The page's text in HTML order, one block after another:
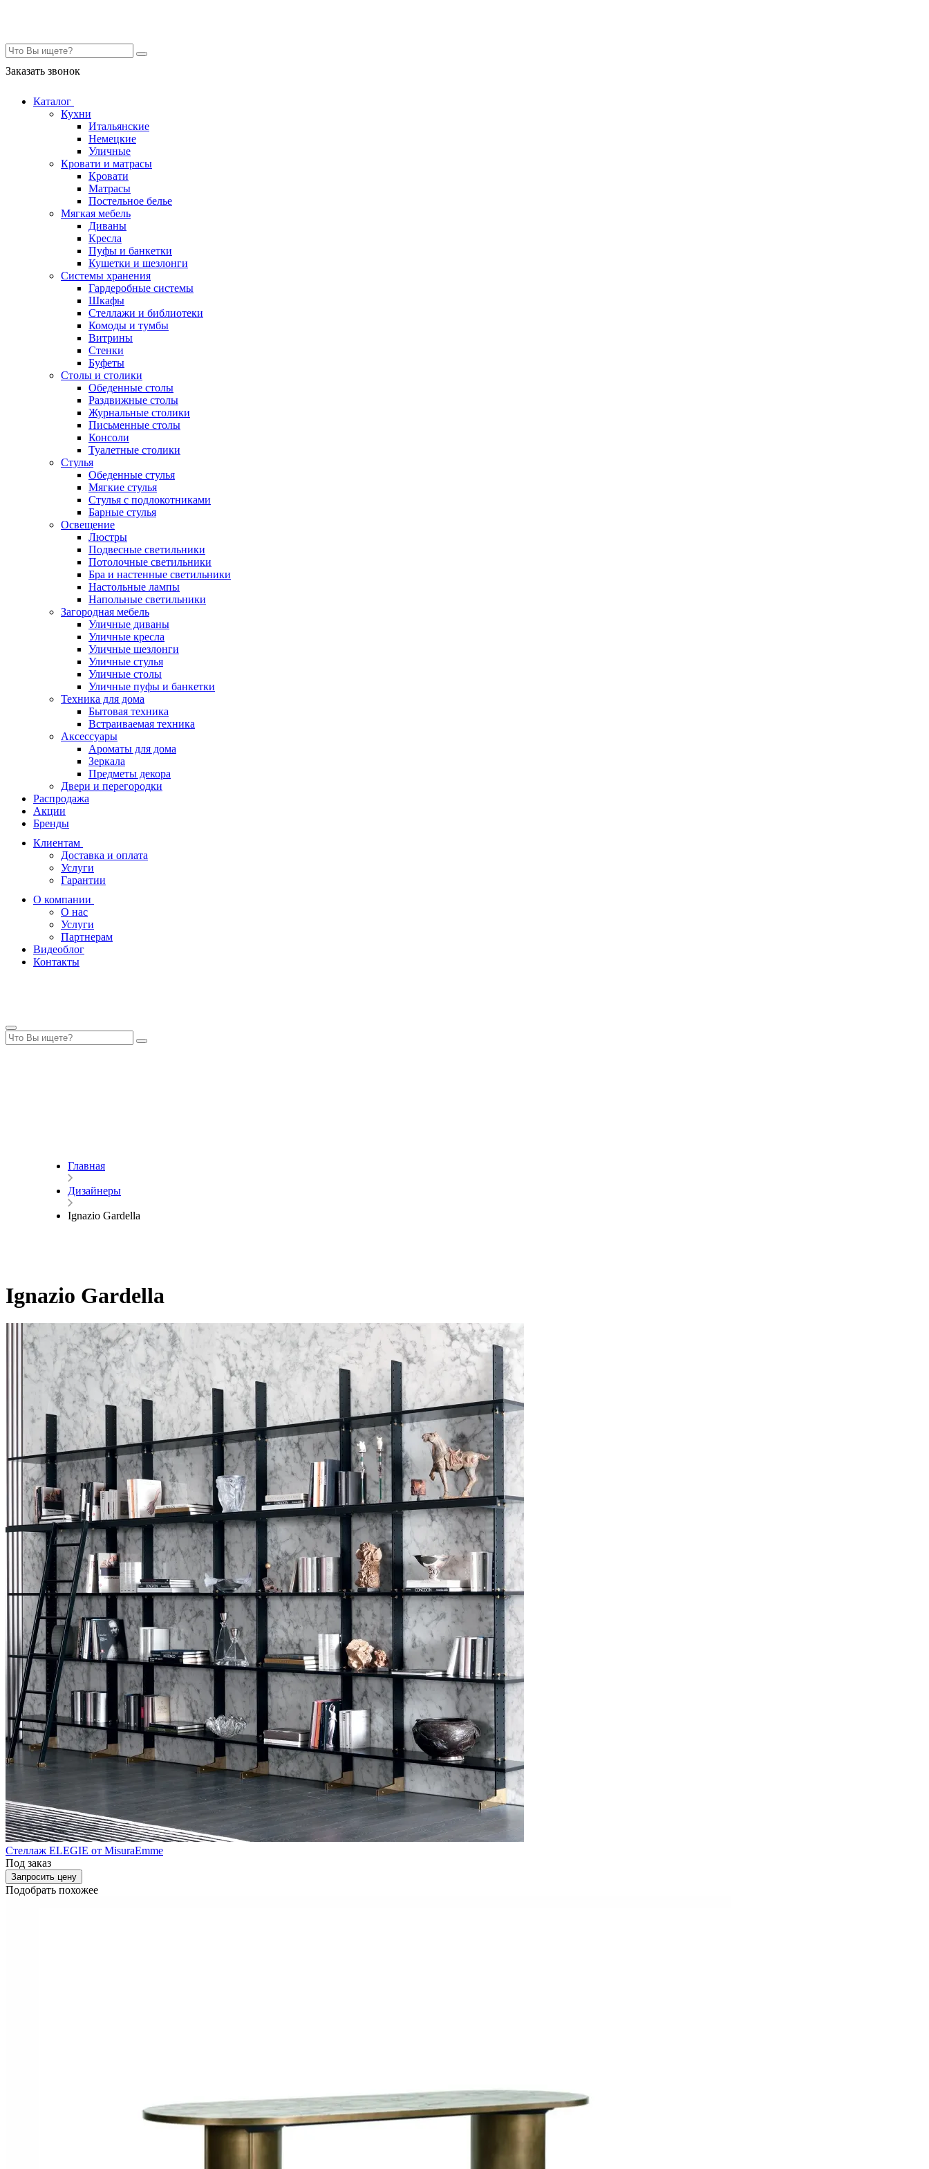
Заказать звонок
Каталог
Кухни
Итальянские
Немецкие
Уличные
Кровати и матрасы
Кровати
Матрасы
Постельное белье
Мягкая мебель
Диваны
Кресла
Пуфы и банкетки
Кушетки и шезлонги
Системы хранения
Гардеробные системы
Шкафы
Стеллажи и библиотеки
Комоды и тумбы
Витрины
Стенки
Буфеты
Столы и столики
Обеденные столы
Раздвижные столы
Журнальные столики
Письменные столы
Консоли
Туалетные столики
Стулья
Обеденные стулья
Мягкие стулья
Стулья с подлокотниками
Барные стулья
Освещение
Люстры
Подвесные светильники
Потолочные светильники
Бра и настенные светильники
Настольные лампы
Напольные светильники
Загородная мебель
Уличные диваны
Уличные кресла
Уличные шезлонги
Уличные стулья
Уличные столы
Уличные пуфы и банкетки
Техника для дома
Бытовая техника
Встраиваемая техника
Аксессуары
Ароматы для дома
Зеркала
Предметы декора
Двери и перегородки
Распродажа
Акции
Бренды
Клиентам
Доставка и оплата
Услуги
Гарантии
О компании
О нас
Услуги
Партнерам
Видеоблог
Контакты
Главная
Дизайнеры
Ignazio Gardella
Ignazio Gardella
Стеллаж ELEGIE от MisuraEmme
Под заказ
Запросить цену
Подобрать похожее